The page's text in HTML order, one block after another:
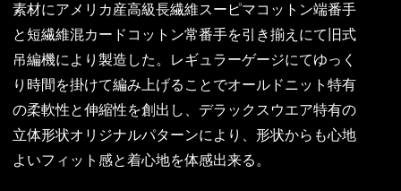
素材にアメリカ産高級長繊維スーピマコットン端番手
と短繊維混カードコットン常番手を引き揃えにて旧式
吊編機により製造した。レギュラーゲージにてゆっく
り時間を掛けて編み上げることでオールドニット特有
の柔軟性と伸縮性を創出し、デラックスウエア特有の
立体形状オリジナルパターンにより、形状からも心地
よいフィット感と着心地を体感出来る。